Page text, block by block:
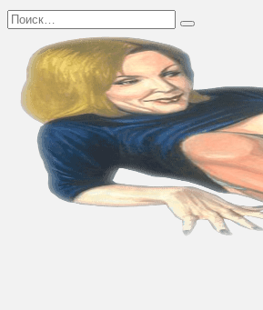
Перейти
содержанию
Search